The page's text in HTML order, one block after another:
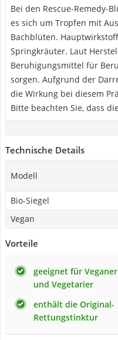
Bei den Rescue-Remedy-
es sich um Tropfen mit
Bachblüten.
Springkräuter. Laut
Beruhigungsmittel für
sorgen. Aufgrund der
die Wirkung bei diesem
Bitte beachten Sie, dass
Technische Details
Modell
Bio-Siegel
Vegan
Vorteile
geeignet für Veganer
und Vegetarier
enthält die Original-
Rettungstinktur